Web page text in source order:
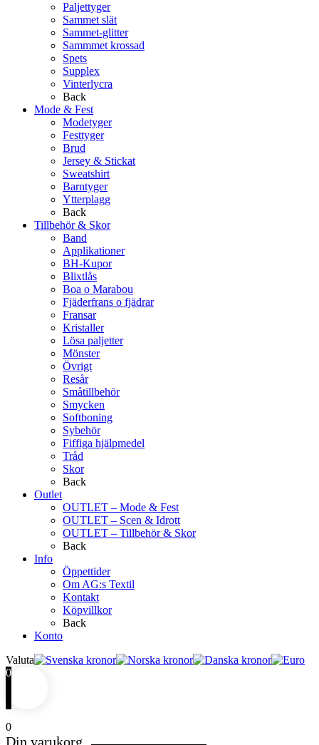
Paljettyger
Sammet slät
Sammet-glitter
Sammmet krossad
Spets
Supplex
Vinterlycra
Back
Mode & Fest
Modetyger
Festtyger
Brud
Jersey & Stickat
Sweatshirt
Barntyger
Ytterplagg
Back
Tillbehör & Skor
Band
Applikationer
BH-Kupor
Blixtlås
Boa o Marabou
Fjäderfrans o fjädrar
Fransar
Kristaller
Lösa paljetter
Mönster
Övrigt
Resår
Småtillbehör
Smycken
Softboning
Sybehör
Fiffiga hjälpmedel
Tråd
Skor
Back
Outlet
OUTLET – Mode & Fest
OUTLET – Scen & Idrott
OUTLET – Tillbehör & Skor
Back
Info
Öppettider
Om AG:s Textil
Kontakt
Köpvillkor
Back
Konto
Valuta
0
0
Din varukorg